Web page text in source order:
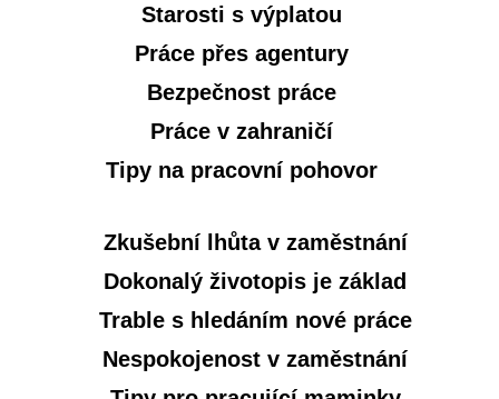
Starosti s výplatou
Práce přes agentury
Bezpečnost práce
Práce v zahraničí
Tipy na pracovní pohovor
Zkušební lhůta v zaměstnání
Dokonalý životopis je základ
Trable s hledáním nové práce
Nespokojenost v zaměstnání